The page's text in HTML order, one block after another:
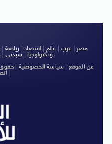
مصر عرب عالم اقتصاد رياضة |
وتكنولوجيا| سيدتى
|
عن الموقع
سياسة الخصوصية حقوق